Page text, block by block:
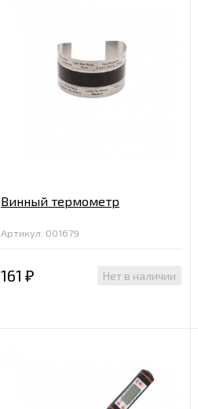
Винный термометр
Артикул: 001679
161 ₽ Нет в наличии